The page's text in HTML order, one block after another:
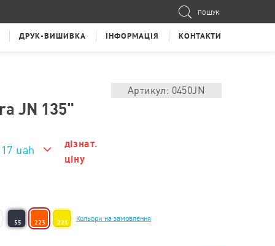
ПОШУК
ДРУК-ВИШИВКА ІНФОРМАЦІЯ КОНТАКТИ
Артикул: 0450JN
JN 135"
uah
дізнат.
ціну
55 223 221 Кольори на замовлення